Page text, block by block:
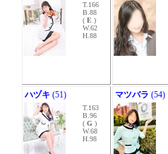
T.166
B.88
( E )
W.62
H.88
ハヅキ (51)
T.163
B.96
( G )
W.68
H.98
マツバラ (54)